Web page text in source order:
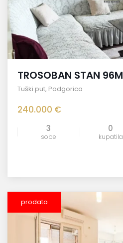
TROSOBAN STAN
Tuški put, Podgorica
240.000 €
3
sobe
0
kupatila
prodato